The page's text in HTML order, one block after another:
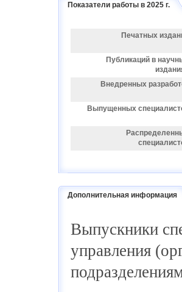
Показатели работы в 2025 г.
Печатных
Публикаций в
Внедренных
Выпущенных
Дополнительная информация
Выпускники
управления